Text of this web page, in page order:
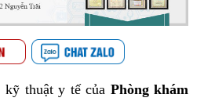
thuật y tế của Phòng khám